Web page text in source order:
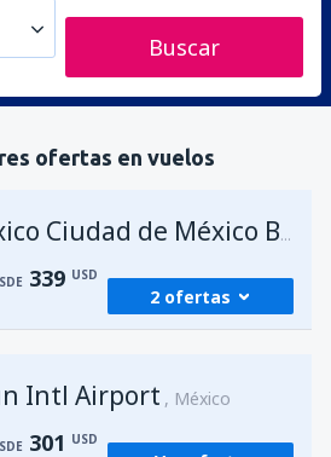
Buscar
ofertas en vuelos
Ciudad de México Ciudad de México Benito Juárez
339 USD
2 ofertas
Intl Airport México
301 USD